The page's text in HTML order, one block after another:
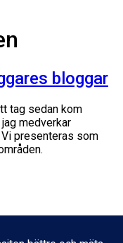
bloggar
tag sedan kom
medverkar
presenteras som